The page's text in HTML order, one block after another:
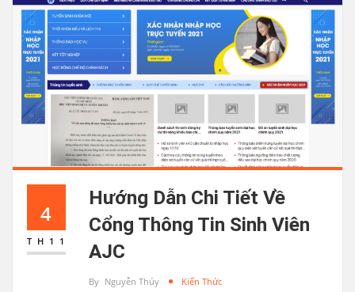
4
TH11
Hướng Dẫn Chi Tiết Về
Cổng Thông Tin Sinh Viên
AJC
By Nguyễn Thúy Kiến Thức